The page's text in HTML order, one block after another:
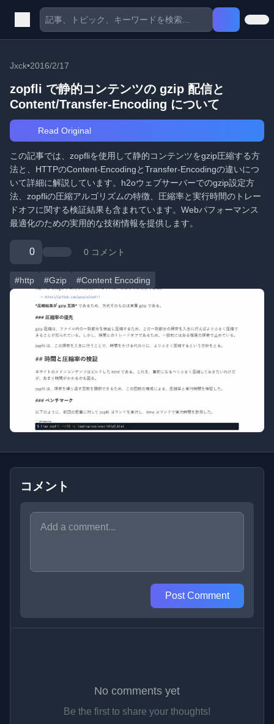
Jxck•2016/2/17
zopfli で静的コンテンツの gzip 配信と
Content/Transfer-Encoding について
Read Original
この記事では、zopfliを使用して静的コンテンツをgzip圧縮する方
法と、HTTPのContent-EncodingとTransfer-Encodingの違いにつ
いて詳細に解説しています。h2oウェブサーバーでのgzip設定方
法、zopfliの圧縮アルゴリズムの特徴、圧縮率と実行時間のトレー
ドオフに関する検証結果も含まれています。Webパフォーマンス
最適化のための実用的な技術情報を提供します。
0 0 コメント
#http #Gzip #Content Encoding
コメント
Post Comment
No comments yet
Be the first to share your thoughts!